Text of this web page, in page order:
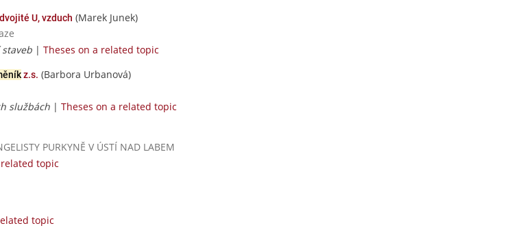
U, vzduch (Marek Junek)
| Theses on a related topic
z.s. (Barbora Urbanová)
službách | Theses on a related topic
PURKYNĚ V ÚSTÍ NAD LABEM
topic
topic